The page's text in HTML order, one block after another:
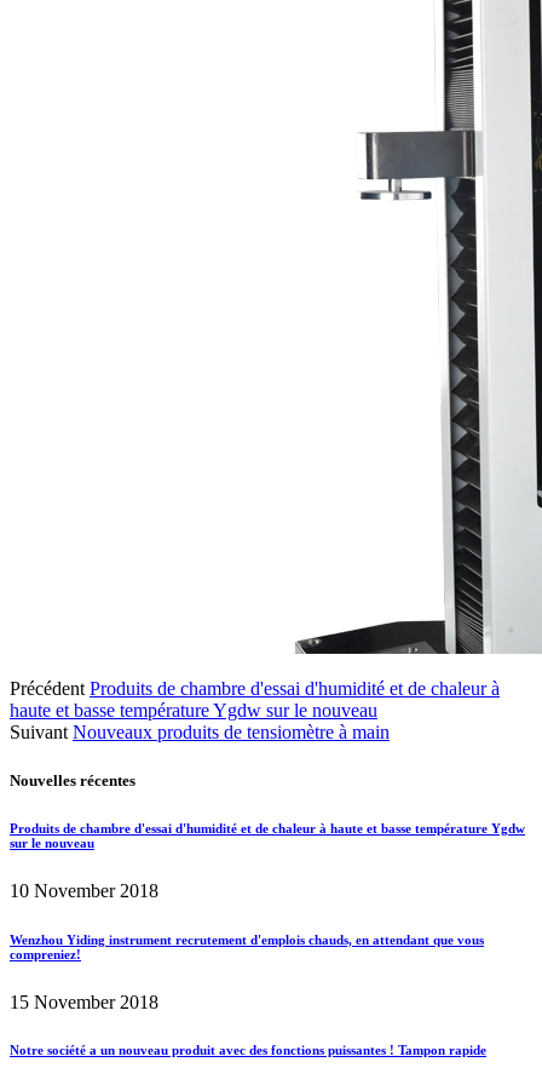
Précédent Produits de chambre d'essai d'humidité et de chaleur à
haute et basse température Ygdw sur le nouveau
Suivant Nouveaux produits de tensiomètre à main
Nouvelles récentes
Produits de chambre d'essai d'humidité et de chaleur à haute et basse température Ygdw
sur le nouveau
10 November 2018
Wenzhou Yiding instrument recrutement d'emplois chauds, en attendant que vous
compreniez!
15 November 2018
Notre société a un nouveau produit avec des fonctions puissantes ! Tampon rapide